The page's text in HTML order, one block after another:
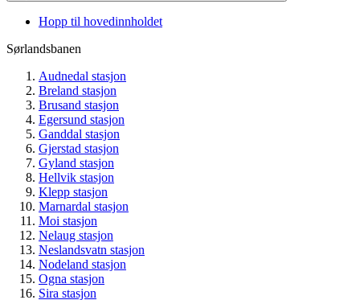
Hopp til hovedinnholdet
Sørlandsbanen
Audnedal stasjon
Breland stasjon
Brusand stasjon
Egersund stasjon
Ganddal stasjon
Gjerstad stasjon
Gyland stasjon
Hellvik stasjon
Klepp stasjon
Marnardal stasjon
Moi stasjon
Nelaug stasjon
Neslandsvatn stasjon
Nodeland stasjon
Ogna stasjon
Sira stasjon